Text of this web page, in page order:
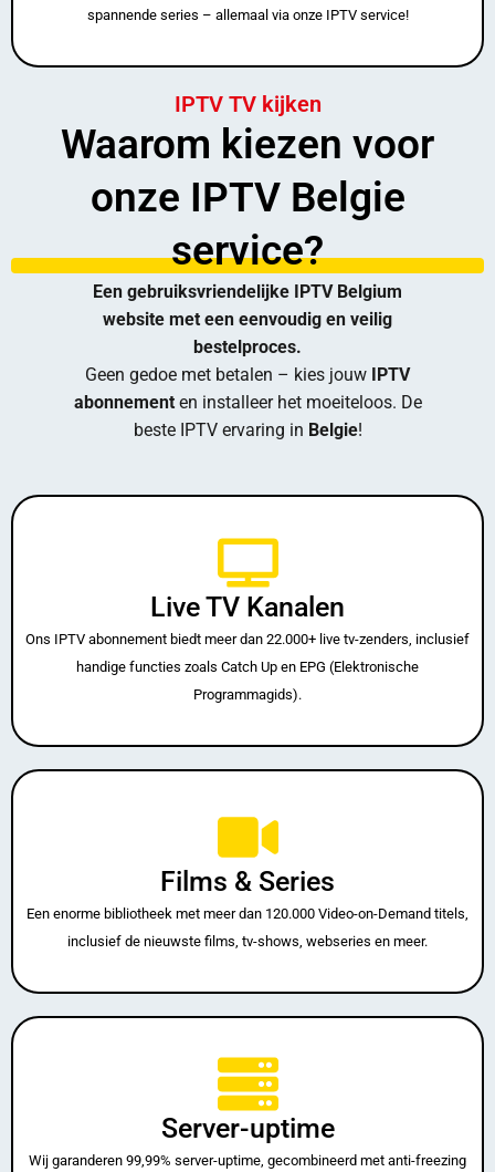
spannende series – allemaal via onze IPTV service!
IPTV TV kijken
Waarom kiezen voor
onze IPTV Belgie
service?
Een gebruiksvriendelijke IPTV Belgium
website met een eenvoudig en veilig
bestelproces.
Geen gedoe met betalen – kies jouw IPTV
abonnementen installeer het moeiteloos. De
beste IPTV ervaring in Belgie!
Live TV Kanalen
Ons IPTV abonnement biedt meer dan 22.000+ live tv-zenders, inclusief
handige functies zoals Catch Up en EPG (Elektronische
Programmagids).
Films & Series
Een enorme bibliotheek met meer dan 120.000 Video-on-Demand titels,
inclusief de nieuwste films, tv-shows, webseries en meer.
Server-uptime
Wij garanderen 99,99% server-uptime, gecombineerd met anti-freezing